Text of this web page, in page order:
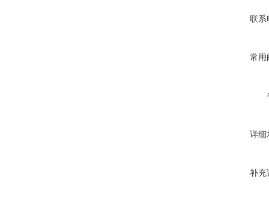
联系
常用
详细
补充